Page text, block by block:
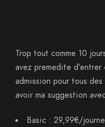
Trop tout comme 10
avez premedite
admission pour tous
avoir ma suggestion
Basic : 29,99€/